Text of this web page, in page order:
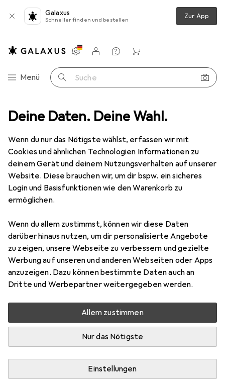
Deine Daten. Deine Wahl.
Wenn du nur das Nötigste wählst, erfassen wir mit
Cookies und ähnlichen Technologien Informationen zu
deinem Gerät und deinem Nutzungsverhalten auf unserer
Website. Diese brauchen wir, um dir bspw. ein sicheres
Login und Basisfunktionen wie den Warenkorb zu
ermöglichen.
Wenn du allem zustimmst, können wir diese Daten
darüber hinaus nutzen, um dir personalisierte Angebote
zu zeigen, unsere Webseite zu verbessern und gezielte
Werbung auf unseren und anderen Webseiten oder Apps
anzuzeigen. Dazu können bestimmte Daten auch an
Dritte und Werbepartner weitergegeben werden.
Allem zustimmen
Nur das Nötigste
Einstellungen
Galaxus
Schneller finden und bestellen Zur App
Navigation nach Kategorien
Menü Suche
Einstellungen
Kundenkonto
Vergleichslisten
Merklisten
Warenkorb
Smartphone Schutzfolie Dipos Displayschutzfolie Full-Cover 3D
5 Bilder
DiposDisplayschutzfolie Full-Cover
Vivo Y1S
Preis in EUR inkl. MwSt.
EUR
12,99
Bewertungen Marke
Mehr von Dipos
Mehr als 10 Stück an Lager beim Drittanbieter
Lieferort angeben für genaue Lieferzeit
EcultorDE